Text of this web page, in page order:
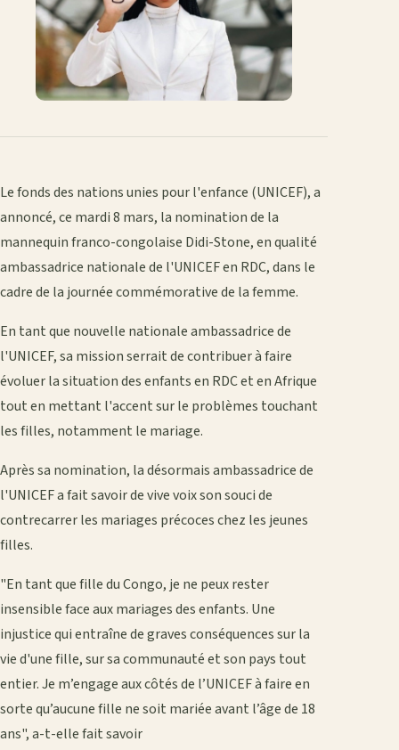
Le fonds des nations unies pour l'enfance (UNICEF), a
annoncé, ce mardi 8 mars, la nomination de la
mannequin franco-congolaise Didi-Stone, en qualité
ambassadrice nationale de l'UNICEF en RDC, dans le
cadre de la journée commémorative de la femme.
En tant que nouvelle nationale ambassadrice de
l'UNICEF, sa mission serrait de contribuer à faire
évoluer la situation des enfants en RDC et en Afrique
tout en mettant l'accent sur le problèmes touchant
les filles, notamment le mariage.
Après sa nomination, la désormais ambassadrice de
l'UNICEF a fait savoir de vive voix son souci de
contrecarrer les mariages précoces chez les jeunes
filles.
"En tant que fille du Congo, je ne peux rester
insensible face aux mariages des enfants. Une
injustice qui entraîne de graves conséquences sur la
vie d'une fille, sur sa communauté et son pays tout
entier. Je m’engage aux côtés de l’UNICEF à faire en
sorte qu’aucune fille ne soit mariée avant l’âge de 18
ans", a-t-elle fait savoir